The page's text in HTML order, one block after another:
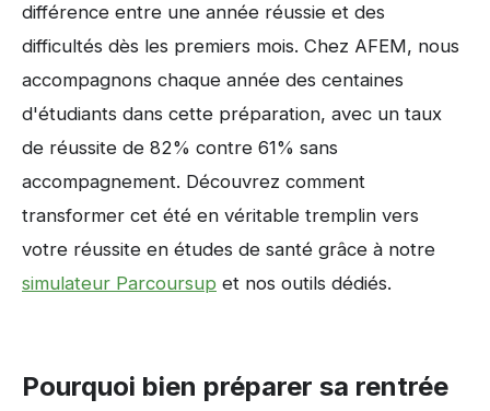
différence entre une année réussie et des
difficultés dès les premiers mois. Chez AFEM, nous
accompagnons chaque année des centaines
d'étudiants dans cette préparation, avec un taux
de réussite de 82% contre 61% sans
accompagnement. Découvrez comment
transformer cet été en véritable tremplin vers
votre réussite en études de santé grâce à notre
simulateur Parcoursup et nos outils dédiés.
Pourquoi bien préparer sa rentrée